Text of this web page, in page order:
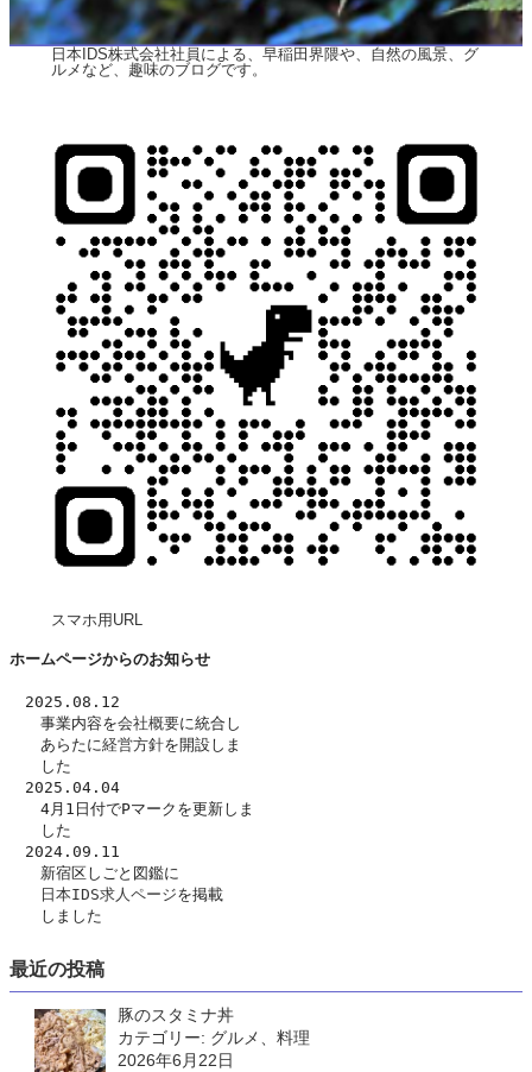
日本IDS株式会社社員による、早稲田界隈や、自然の風景、グ
ルメなど、趣味のブログです。
スマホ用URL
ホームページからのお知らせ
2025.08.12
事業内容を会社概要に統合し
あらたに経営方針を開設しま
した
2025.04.04
4月1日付でPマークを更新しま
した
2024.09.11
新宿区しごと図鑑に
日本IDS求人ページを掲載
しました
最近の投稿
豚のスタミナ丼
カテゴリー: グルメ、料理
2026年6月22日